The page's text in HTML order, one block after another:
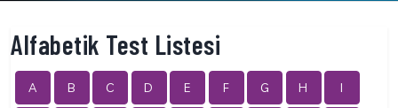
Alfabetik Test Listesi
A B C D E F G H I